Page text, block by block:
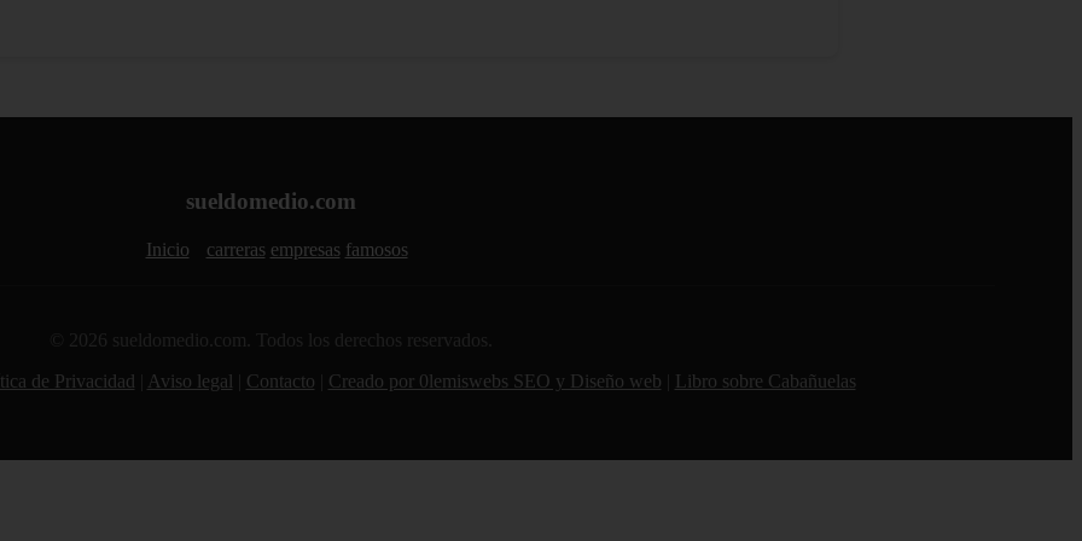
sueldomedio.com
Inicio carreras empresas famosos
© 2026 sueldomedio.com. Todos los derechos reservados.
de Privacidad Aviso legal Contacto Creado por 0lemiswebs SEO y Diseño web Libro sobre Cabañuelas